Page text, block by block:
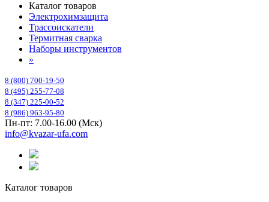
Каталог товаров
Электрохимзащита
Трассоискатели
Термитная сварка
Наборы инструментов
»
8 (800) 700-19-50
8 (495) 255-77-08
8 (347) 225-00-52
8 (986) 963-95-80
Пн-пт: 7.00-16.00 (Мск)
info@kvazar-ufa.com
Каталог товаров